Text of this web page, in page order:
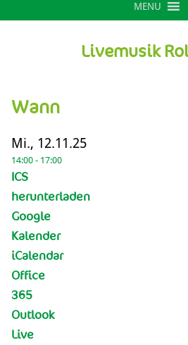
MENU
Livemusik
Wann
Mi., 12.11.25
14:00 - 17:00
ICS
herunterladen
Google
Kalender
iCalendar
Office
365
Outlook
Live